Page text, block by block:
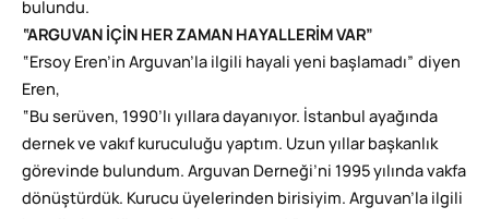
bulundu.
“ARGUVAN İÇİN HER ZAMAN HAYALLERİM VAR”
“Ersoy Eren’in Arguvan’la ilgili hayali yeni başlamadı” diyen
Eren,
“Bu serüven, 1990’lı yıllara dayanıyor. İstanbul ayağında
dernek ve vakıf kuruculuğu yaptım. Uzun yıllar başkanlık
görevinde bulundum. Arguvan Derneği’ni 1995 yılında vakfa
dönüştürdük. Kurucu üyelerinden birisiyim. Arguvan’la ilgili